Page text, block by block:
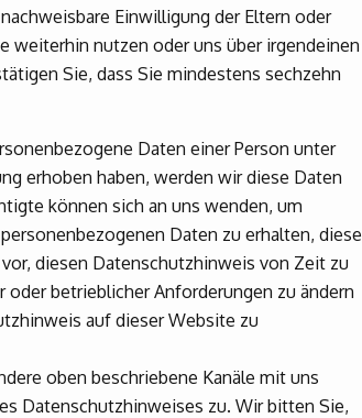
Einwilligung der Eltern oder
weiterhin nutzen oder uns über irgendeinen
Sie, dass Sie mindestens sechzehn
Daten einer Person unter
erhoben haben, werden wir diese Daten
können sich an uns wenden, um
Daten zu erhalten, diese
diesen Datenschutzhinweis von Zeit zu
betrieblicher Anforderungen zu ändern
auf dieser Website zu
oben beschriebene Kanäle mit uns
Datenschutzhinweises zu. Wir bitten Sie,